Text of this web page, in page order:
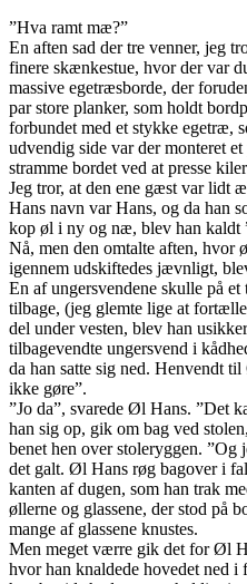
”Hva ramt mæ?”
En aften sad der tre venner, jeg
finere skænkestue, hvor der var
massive egetræsborde, der
par store planker, som holdt
forbundet med et stykke egetræ,
udvendig side var der monteret
stramme bordet ved at presse
Jeg tror, at den ene gæst var lidt
Hans navn var Hans, og da han
kop øl i ny og næ, blev han kaldt
Nå, men den omtalte aften, hvor
igennem udskiftedes jævnligt,
En af ungersvendene skulle på
tilbage, (jeg glemte lige at
del under vesten, blev han
tilbagevendte ungersvend i
da han satte sig ned. Henvendt
ikke gøre”.
”Jo da”, svarede Øl Hans. ”Det
han sig op, gik om bag ved
benet hen over stoleryggen. ”Og
det galt. Øl Hans røg bagover i
kanten af dugen, som han trak
øllerne og glassene, der stod på
mange af glassene knustes.
Men meget værre gik det for Øl
hvor han knaldede hovedet ned